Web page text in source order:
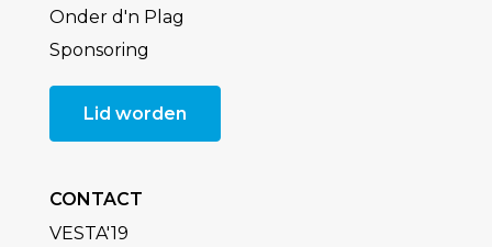
Onder d'n Plag
Sponsoring
Lid worden
CONTACT
VESTA'19